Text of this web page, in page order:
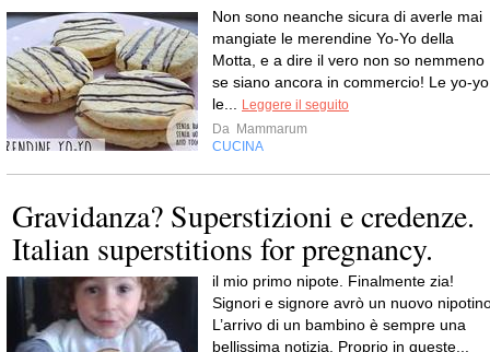
Non sono neanche sicura di averle mai
mangiate le merendine Yo-Yo della
Motta, e a dire il vero non so nemmeno
se siano ancora in commercio! Le yo-
le... Leggere il seguito
Da Mammarum
CUCINA
Gravidanza? Superstizioni e credenze.
Italian superstitions for pregnancy.
il mio primo nipote. Finalmente zia!
Signori e signore avrò un nuovo
L’arrivo di un bambino è sempre una
bellissima notizia. Proprio in queste...